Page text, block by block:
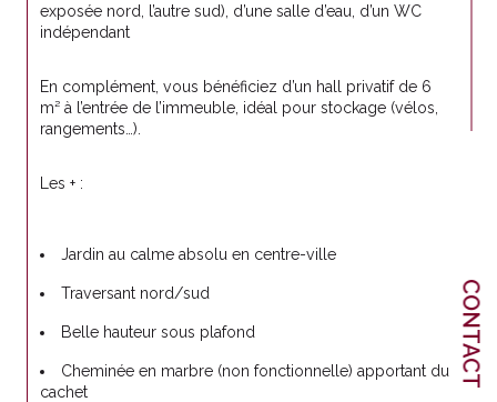
CONTACT
exposée nord, l’autre sud), d’une salle d’eau, d’un WC
indépendant
En complément, vous bénéficiez d’un hall privatif de 6
m² à l’entrée de l’immeuble, idéal pour stockage (vélos,
rangements…).
Les + :
Jardin au calme absolu en centre-ville
Traversant nord/sud
Belle hauteur sous plafond
Cheminée en marbre (non fonctionnelle) apportant du
cachet